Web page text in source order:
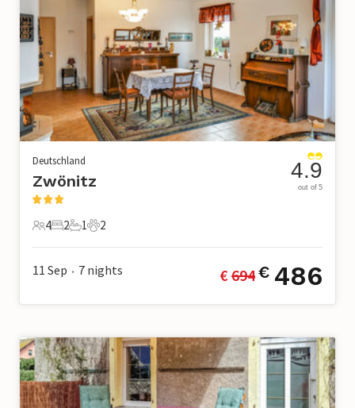
Deutschland
Zwönitz
4 Gäste
4
2 Schlafzimmer
2
1 Badezimmer
1
2 Haustiere
2
4.9
out of 5
11 Sep • 7 nights € 694€ 486